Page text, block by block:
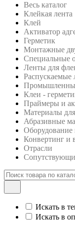
Весь каталог
Клейкая лента
Клей
Активатор
Герметик
Монтажные
Специальные
Ленты для
Распускаемые
Клеи -
Праймеры и
Материалы
Абразивные
Оборудование
Конвертинг и
Отрасли
Искать в
Искать в